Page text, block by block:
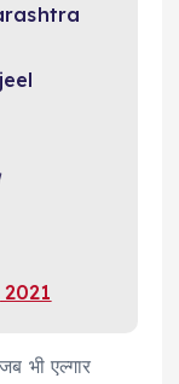
भी एल्गार